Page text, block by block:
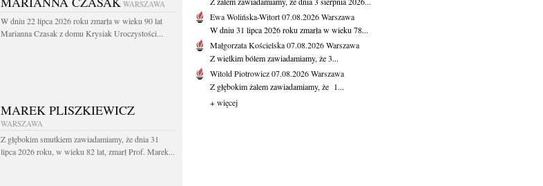
WARSZAWA
W dniu 22 lipca 2026 roku zmarła w wieku 90 lat
Marianna Czasak z domu Krysiak Uroczystości...
MAREK PLISZKIEWICZ
WARSZAWA
Z głębokim smutkiem zawiadamiamy, że dnia 31
lipca 2026 roku, w wieku 82 lat, zmarł Prof. Marek...
Ewa Wolińska-Witort07.08.2026Warszawa
W dniu 31 lipca 2026 roku zmarła w wieku 78...
Małgorzata Kościelska07.08.2026Warszawa
Z wielkim bólem zawiadamiamy, że 3...
Witold Piotrowicz07.08.2026Warszawa
Z głębokim żalem zawiadamiamy, że 1...
+ więcej